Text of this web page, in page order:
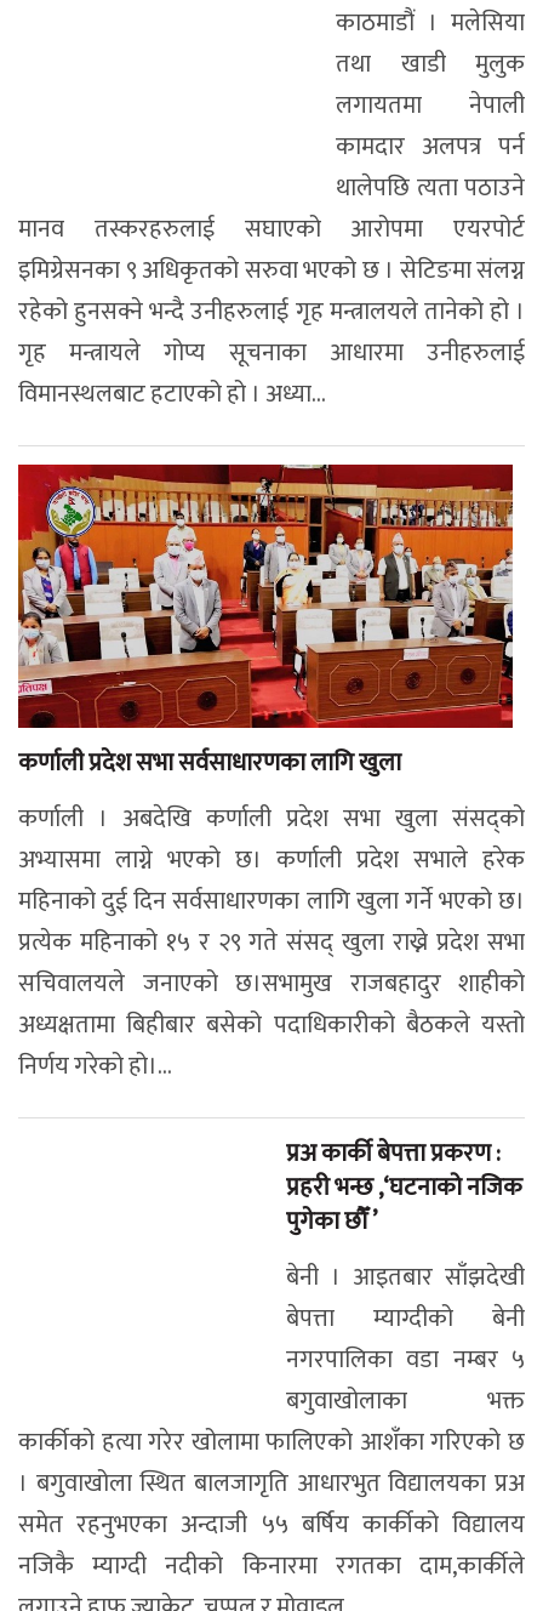
काठमाडौं । मलेसिया
तथा खाडी मुलुक
लगायतमा नेपाली
कामदार अलपत्र पर्न
थालेपछि त्यता पठाउने
मानव तस्करहरुलाई सघाएको आरोपमा एयरपोर्ट
इमिग्रेसनका ९ अधिकृतको सरुवा भएको छ । सेटिङमा संलग्न
रहेको हुनसक्ने भन्दै उनीहरुलाई गृह मन्त्रालयले तानेको हो ।
गृह मन्त्रायले गोप्य सूचनाका आधारमा उनीहरुलाई
विमानस्थलबाट हटाएको हो । अध्या...
कर्णाली प्रदेश सभा सर्वसाधारणका लागि खुला
कर्णाली । अबदेखि कर्णाली प्रदेश सभा खुला संसद्को
अभ्यासमा लाग्ने भएको छ। कर्णाली प्रदेश सभाले हरेक
महिनाको दुई दिन सर्वसाधारणका लागि खुला गर्ने भएको छ।
प्रत्येक महिनाको १५ र २९ गते संसद् खुला राख्ने प्रदेश सभा
सचिवालयले जनाएको छ।सभामुख राजबहादुर शाहीको
अध्यक्षतामा बिहीबार बसेको पदाधिकारीको बैठकले यस्तो
निर्णय गरेको हो।...
प्रअ कार्की बेपत्ता प्रकरण :
प्रहरी भन्छ ,‘घटनाको नजिक
पुगेका छौँ ’
बेनी । आइतबार साँझदेखी
बेपत्ता म्याग्दीको बेनी
नगरपालिका वडा नम्बर ५
बगुवाखोलाका भक्त
कार्कीको हत्या गरेर खोलामा फालिएको आशँका गरिएको छ
। बगुवाखोला स्थित बालजागृति आधारभुत विद्यालयका प्रअ
समेत रहनुभएका अन्दाजी ५५ बर्षिय कार्कीको विद्यालय
नजिकै म्याग्दी नदीको किनारमा रगतका दाम,कार्कीले